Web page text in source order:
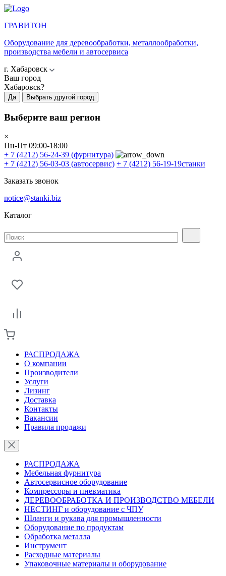
ГРАВИТОН
Оборудование для деревообработки, металлообработки,
производства мебели и автосервиса
г. Хабаровск
Ваш город
Хабаровск?
Да Выбрать другой город
Выберите ваш регион
×
Пн-Пт 09:00-18:00
+ 7 (4212) 56-24-39 (фурнитура)
+ 7 (4212) 56-03-03 (автосервис) + 7 (4212) 56-19-19станки
Заказать звонок
notice@stanki.biz
Каталог
РАСПРОДАЖА
О компании
Производители
Услуги
Лизинг
Доставка
Контакты
Вакансии
Правила продажи
РАСПРОДАЖА
Мебельная фурнитура
Автосервисное оборудование
Компрессоры и пневматика
ДЕРЕВООБРАБОТКА И ПРОИЗВОДСТВО МЕБЕЛИ
НЕСТИНГ и оборудование с ЧПУ
Шланги и рукава для промышленности
Оборудование по продуктам
Обработка металла
Инструмент
Расходные материалы
Упаковочные материалы и оборудование